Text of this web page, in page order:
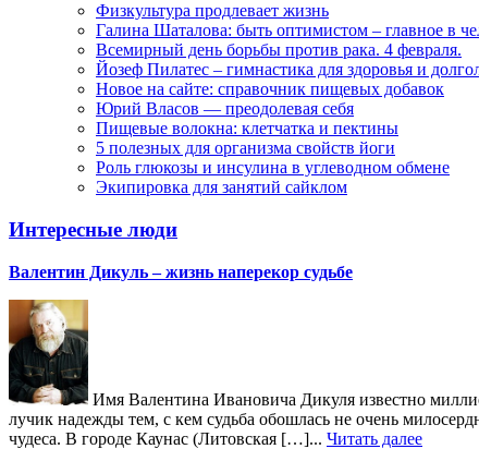
Физкультура продлевает жизнь
Галина Шаталова: быть оптимистом – главное в
Всемирный день борьбы против рака. 4 февраля.
Йозеф Пилатес – гимнастика для здоровья и
Новое на сайте: справочник пищевых добавок
Юрий Власов — преодолевая себя
Пищевые волокна: клетчатка и пектины
5 полезных для организма свойств йоги
Роль глюкозы и инсулина в углеводном обмене
Экипировка для занятий сайклом
Интересные люди
Валентин Дикуль – жизнь наперекор судьбе
Имя Валентина Ивановича Дикуля известно
лучик надежды тем, с кем судьба обошлась не очень
чудеса. В городе Каунас (Литовская […]... Читать далее